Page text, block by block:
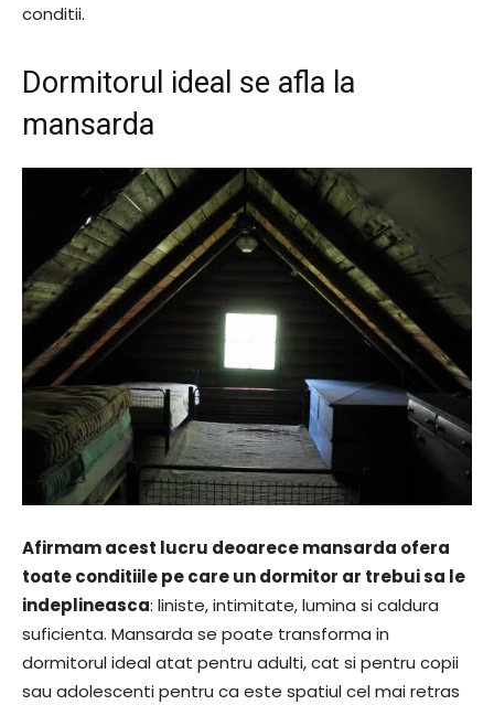
conditii.
Dormitorul ideal se afla la
mansarda
Afirmam acest lucru deoarece mansarda ofera
toate conditiile pe care un dormitor ar trebui sa le
indeplineasca: liniste, intimitate, lumina si caldura
suficienta. Mansarda se poate transforma in
dormitorul ideal atat pentru adulti, cat si pentru copii
sau adolescenti pentru ca este spatiul cel mai retras